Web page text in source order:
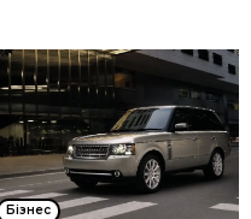
Бізнес